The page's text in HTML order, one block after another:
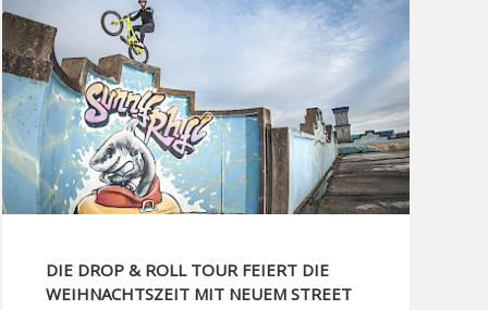
DIE DROP & ROLL TOUR FEIERT DIE
WEIHNACHTSZEIT MIT NEUEM STREET